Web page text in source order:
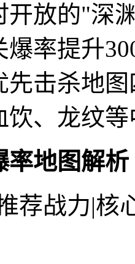
开放的"深
爆率提升
先击杀地
饮、龙纹
率地图解
荐战力|核